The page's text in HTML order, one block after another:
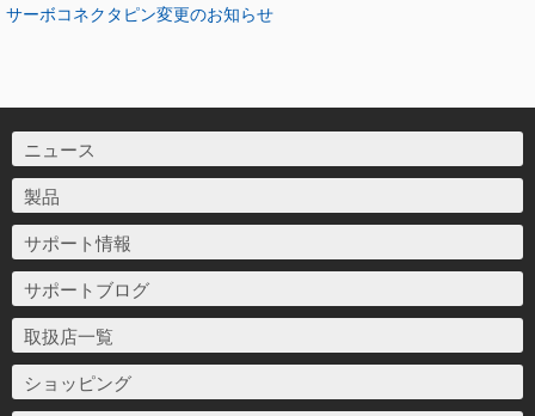
サーボコネクタピン変更のお知らせ
ニュース
製品
サポート情報
サポートブログ
取扱店一覧
ショッピング